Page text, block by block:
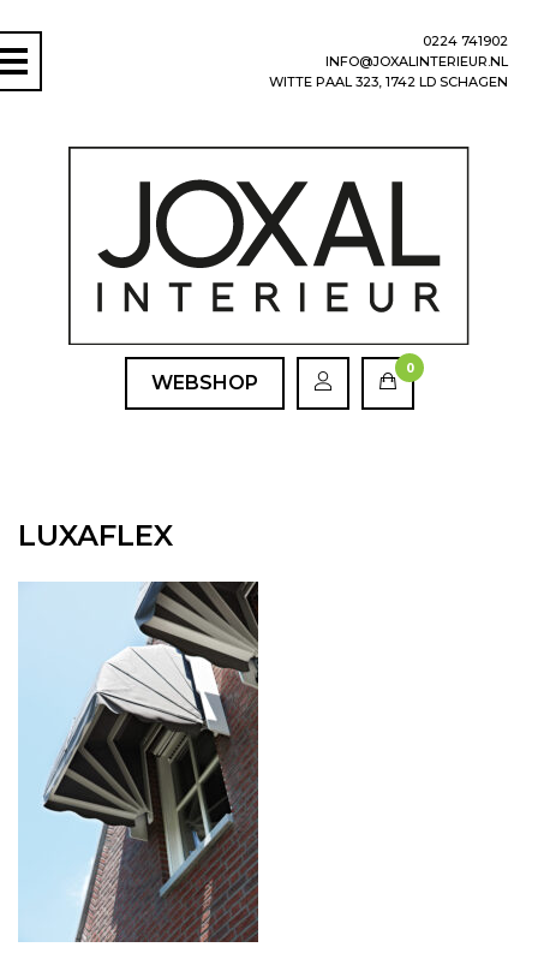
0224 741902
INFO@JOXALINTERIEUR.NL
WITTE PAAL 323, 1742 LD SCHAGEN
WEBSHOP
0
LUXAFLEX